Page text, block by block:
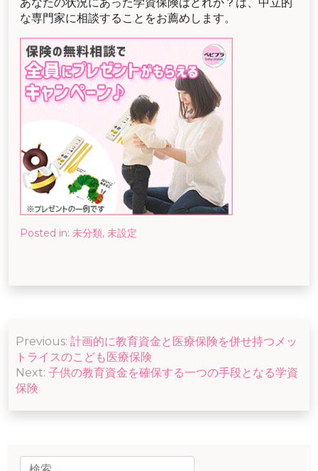
な専門家に相談することをお薦めします。
Posted in: 未分類, 未設定
投
稿
ナ
ビ
Previous: 計画的に教育資金と医療保険を併せ持つメッ
トライスのこども医療保険
Next: 子供の教育資金を確保する一つの手段となる学資
保険
検